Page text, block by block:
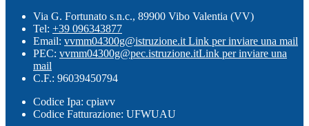
Via G. Fortunato s.n.c., 89900 Vibo Valentia (VV)
Tel: +39 096343877
Email: vvmm04300g@istruzione.itLink per inviare una mail
PEC: vvmm04300g@pec.istruzione.itLink per inviare una
mail
C.F.: 96039450794
Codice Ipa: cpiavv
Codice Fatturazione: UFWUAU